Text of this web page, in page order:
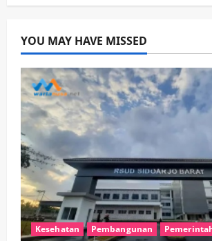
4
Sinergi Permudah
hingga Hibah
wartanusa 4
5
Keagamaan
Hadir di Pengajian
Wabup Sidoarjo Minta
Agar Tetap Amanah
wartanusa 4
YOU MAY HAVE MISSED
Kesehatan Pembangunan